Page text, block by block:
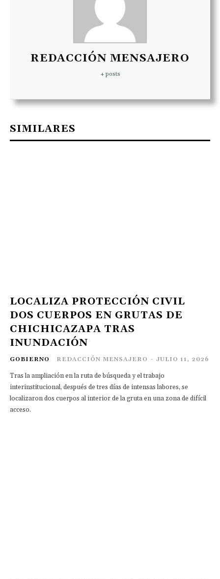
REDACCIÓN MENSAJERO
+ posts
SIMILARES
LOCALIZA PROTECCIÓN CIVIL
DOS CUERPOS EN GRUTAS DE
CHICHICAZAPA TRAS
INUNDACIÓN
GOBIERNO REDACCIÓN MENSAJERO - JULIO 11, 2026
Tras la ampliación en la ruta de búsqueda y el trabajo
interinstitucional, después de tres días de intensas labores, se
localizaron dos cuerpos al interior de la gruta en una zona de difícil
acceso.